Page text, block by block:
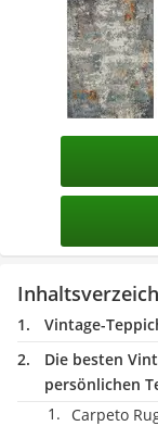
Vintage-
Die besten
persönlichen
Carpeto